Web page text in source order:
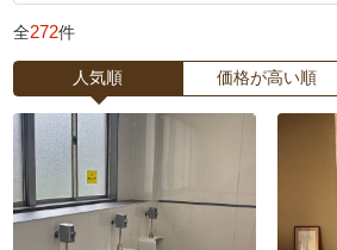
バルコニー
テラス・
カーポート・
ガレージ
間取り変更・スケルトン
水回り4点セット
子ども部屋
全272件
人気順 価格が高い順